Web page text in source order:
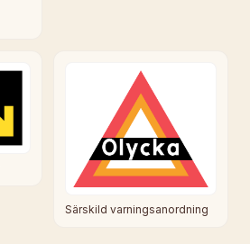
Särskild varningsanordning